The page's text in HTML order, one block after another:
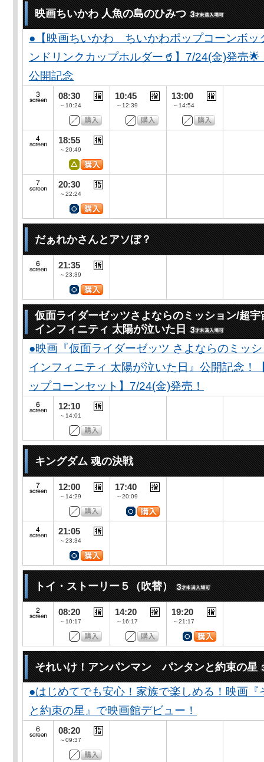
映画ちいかわ 人魚の島のひみつ
●【映画ちいかわ ちいかわポップコーンボ
ンドリンクカップホルダー🥤】7/24(金)発売
公開記念
08:30
～10:24
10:45
～12:39
13:00
～14:54
18:55
～20:49
20:30
～22:24
だぁれかさんとアソぼ？
21:35
～23:39
仮面ライダーゼッツさよならのミッション/超
インフィニティ 太陽が泣いた日
●映画『仮面ライダーゼッツ さよならのミッ
インフィニティ 太陽が泣いた日』公開記念！
ップコーンセット】7/24(金)発売！
12:10
～14:01
キングダム 魂の決戦
12:00
～14:29
17:40
～20:09
21:05
～23:34
トイ・ストーリー５（吹替）
08:20
～10:17
14:20
～16:17
19:20
～21:17
それいけ！アンパンマン パンタンと約束の星
●はじめてでも安心！家族で楽しめる！映画
と約束の星』で映画館デビュー！
08:20
～09:37